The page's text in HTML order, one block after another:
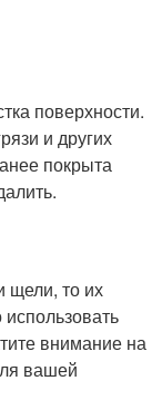
поверхности.
и других
покрыта
щели, то их
внимание на
вашей